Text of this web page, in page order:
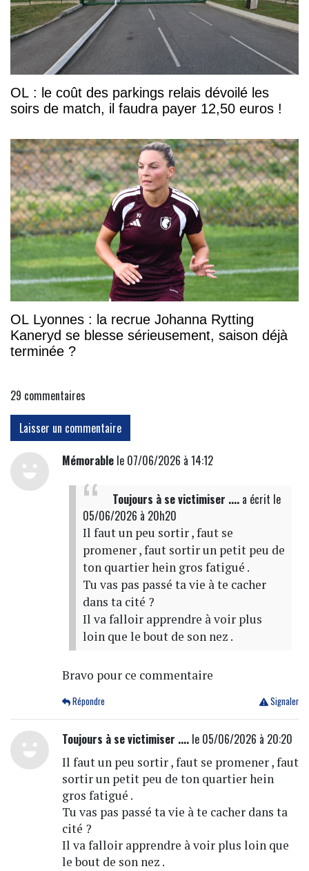
OL : le coût des parkings relais dévoilé les
soirs de match, il faudra payer 12,50 euros !
OL Lyonnes : la recrue Johanna Rytting
Kaneryd se blesse sérieusement, saison déjà
terminée ?
29 commentaires
Laisser un commentaire
Mémorablele 07/06/2026 à 14:12
Toujours à se victimiser ....a écrit le
05/06/2026 à 20h20
Il faut un peu sortir , faut se
promener , faut sortir un petit peu de
ton quartier hein gros fatigué .
Tu vas pas passé ta vie à te cacher
dans ta cité ?
Il va falloir apprendre à voir plus
loin que le bout de son nez .
Bravo pour ce commentaire
Signaler
Répondre
Toujours à se victimiser ....le 05/06/2026 à 20:20
Il faut un peu sortir , faut se promener , faut
sortir un petit peu de ton quartier hein
gros fatigué .
Tu vas pas passé ta vie à te cacher dans ta
cité ?
Il va falloir apprendre à voir plus loin que
le bout de son nez .